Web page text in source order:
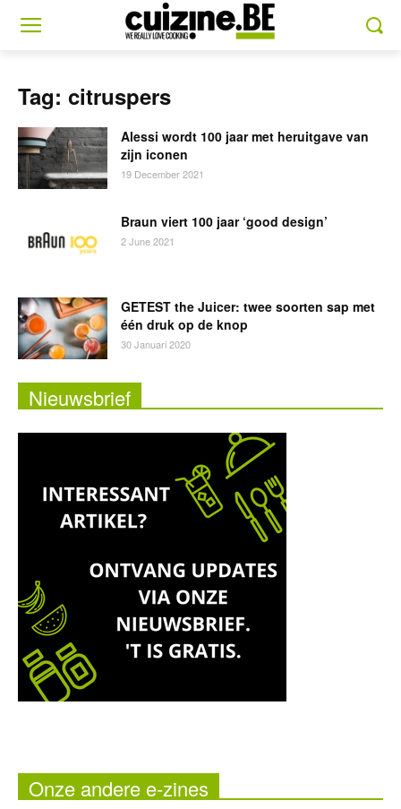
Tag: citruspers
Alessi wordt 100 jaar met heruitgave van
zijn iconen
19 December 2021
Braun viert 100 jaar ‘good design’
2 June 2021
GETEST the Juicer: twee soorten sap met
één druk op de knop
30 Januari 2020
Nieuwsbrief
Onze andere e-zines